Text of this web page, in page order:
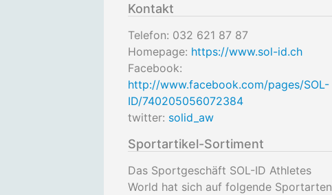
Kontakt
Telefon: 032 621 87 87
Homepage: https://www.sol-id.ch
Facebook:
http://www.facebook.com/pages/SOL-
ID/740205056072384
twitter: solid_aw
Sportartikel-Sortiment
Das Sportgeschäft SOL-ID Athletes
World hat sich auf folgende Sportarten